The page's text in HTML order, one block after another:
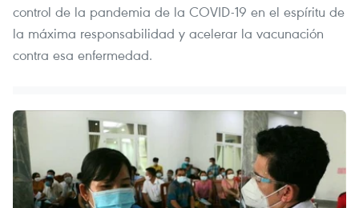
control de la pandemia de la COVID-19 en el espíritu de
la máxima responsabilidad y acelerar la vacunación
contra esa enfermedad.